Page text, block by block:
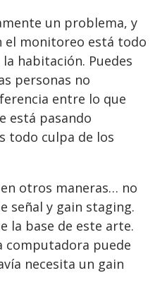
un problema, y
el monitoreo está todo
habitación. Puedes
personas no
entre lo que
está pasando
todo culpa de los
otros maneras… no
señal y gain staging.
la base de este arte.
computadora puede
necesita un gain